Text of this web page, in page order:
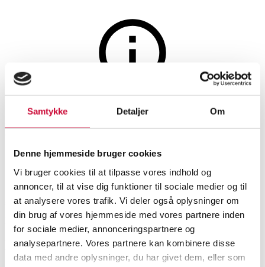
Samtykke Detaljer Om
Denne hjemmeside bruger cookies
Vi bruger cookies til at tilpasse vores indhold og
annoncer, til at vise dig funktioner til sociale medier og til
at analysere vores trafik. Vi deler også oplysninger om
din brug af vores hjemmeside med vores partnere inden
for sociale medier, annonceringspartnere og
analysepartnere. Vores partnere kan kombinere disse
data med andre oplysninger, du har givet dem, eller som
Computere, printere, tilbehør
Lenovo 31,5 tommer skærm.
SHOWROOM
København
VURDERING
DKK 1.000
VARENUMMER
6540404
Momsvare
Beskrivelse